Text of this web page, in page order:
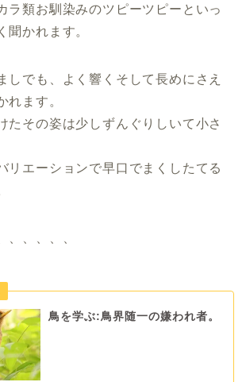
ラ類お馴染みのツピーツピーといっ
聞かれます。
しでも、よく響くそして長めにさえ
れます。
たその姿は少しずんぐりしいて小さ
リエーションで早口でまくしたてる
、、、、、
鳥を学ぶ:鳥界随一の嫌われ者。